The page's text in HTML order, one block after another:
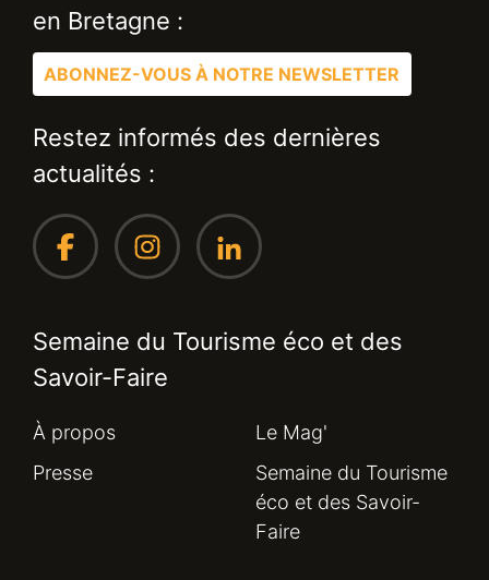
en Bretagne :
ABONNEZ-VOUS À NOTRE NEWSLETTER
Restez informés des dernières
actualités :
Semaine du Tourisme éco et des
Savoir-Faire
À propos
Le Mag'
Presse
Semaine du Tourisme
éco et des Savoir-
Faire